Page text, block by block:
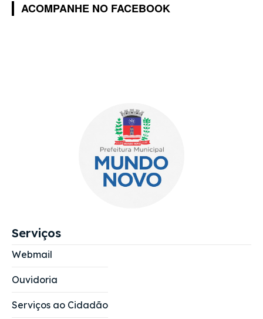
ACOMPANHE NO FACEBOOK
Serviços
Webmail
Ouvidoria
Serviços ao Cidadão